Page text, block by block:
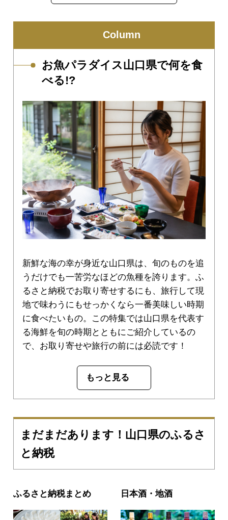
Column
お魚パラダイス山口県で何を食
べる!?
新鮮な海の幸が身近な山口県は、旬のものを追
うだけでも一苦労なほどの魚種を誇ります。ふ
るさと納税でお取り寄せするにも、旅行して現
地で味わうにもせっかくなら一番美味しい時期
に食べたいもの。この特集では山口県を代表す
る海鮮を旬の時期とともにご紹介しているの
で、お取り寄せや旅行の前には必読です！
もっと見る
まだまだあります！山口県のふるさ
と納税
ふるさと納税まとめ 日本酒・地酒